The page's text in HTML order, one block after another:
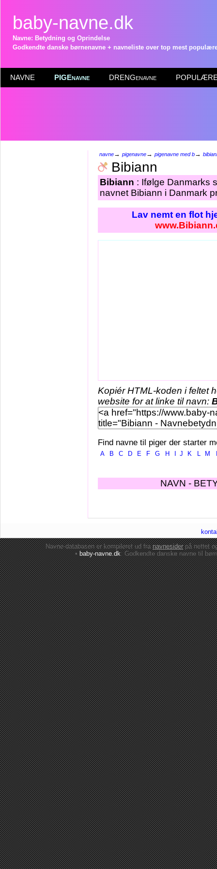
baby-navne.dk
Navne: Betydning og Oprindelse
Godkendte danske børnenavne + navneliste over top mest
NAVNE PIGEnavne DRENGenavne POPULÆRE
navne→ pigenavne→ pigenavne med b→
Bibiann
Bibiann : Ifølge Danmarks
navnet Bibiann i Danmark
Lav nemt en flot
Kopiér HTML-koden i feltet
website for at linke til navn:
Find navne til piger der starter
A B C D E F G H J K L M
NAVN -
Navne-databasen er kompileret ud franavnesiderpå nettet
•baby-navne.dk: Godkendte danskenavne til børn